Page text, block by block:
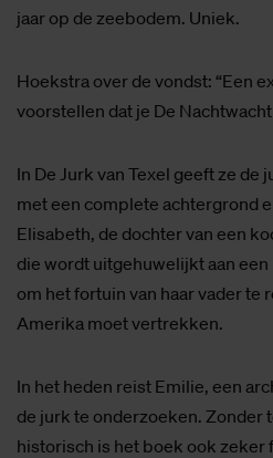
jaar op de zeebodem. Uniek.
Hoekstra over de vondst: “Een
voorstellen dat je De
In De Jurk van Texel geeft ze de
met een complete achtergrond
Elisabeth, de dochter van een
die wordt uitgehuwelijkt aan
om het fortuin van haar vader te
Amerika moet vertrekken.
In het heden reist Emilie, een
de jurk te onderzoeken. Zonder
historisch is het boek ook zeker